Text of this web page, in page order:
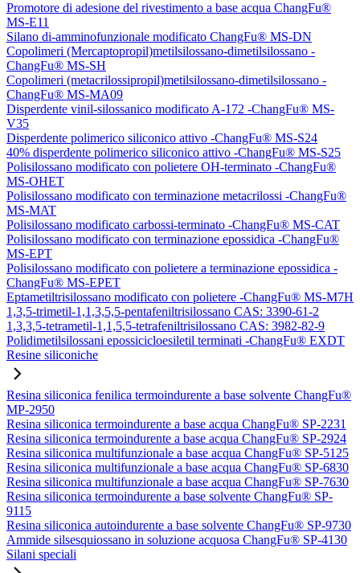
Promotore di adesione del rivestimento a base acqua ChangFu®
MS-E11
Silano di-amminofunzionale modificato ChangFu® MS-DN
Copolimeri (Mercaptopropil)metilsilossano-dimetilsilossano -
ChangFu® MS-SH
Copolimeri (metacrilossipropil)metilsilossano-dimetilsilossano -
ChangFu® MS-MA09
Disperdente vinil-silossanico modificato A-172 -ChangFu® MS-
V35
Disperdente polimerico siliconico attivo -ChangFu® MS-S24
40% disperdente polimerico siliconico attivo -ChangFu® MS-S25
Polisilossano modificato con polietere OH-terminato -ChangFu®
MS-OHET
Polisilossano modificato con terminazione metacrilossi -ChangFu®
MS-MAT
Polisilossano modificato carbossi-terminato -ChangFu® MS-CAT
Polisilossano modificato con terminazione epossidica -ChangFu®
MS-EPT
Polisilossano modificato con polietere a terminazione epossidica -
ChangFu® MS-EPET
Eptametiltrisilossano modificato con polietere -ChangFu® MS-M7H
1,3,5-trimetil-1,1,3,5,5-pentafeniltrisilossano CAS: 3390-61-2
1,3,3,5-tetrametil-1,1,5,5-tetrafeniltrisilossano CAS: 3982-82-9
Polidimetilsilossani epossicicloesiletil terminati -ChangFu® EXDT
Resine siliconiche
Resina siliconica fenilica termoindurente a base solvente ChangFu®
MP-2950
Resina siliconica termoindurente a base acqua ChangFu® SP-2231
Resina siliconica termoindurente a base acqua ChangFu® SP-2924
Resina siliconica multifunzionale a base acqua ChangFu® SP-5125
Resina siliconica multifunzionale a base acqua ChangFu® SP-6830
Resina siliconica multifunzionale a base acqua ChangFu® SP-7630
Resina siliconica termoindurente a base solvente ChangFu® SP-
9115
Resina siliconica autoindurente a base solvente ChangFu® SP-9730
Ammide silsesquiossano in soluzione acquosa ChangFu® SP-4130
Silani speciali